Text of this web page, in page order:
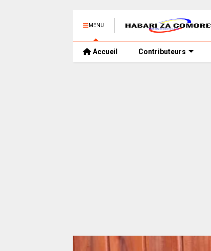
MENU
Accueil Contributeurs